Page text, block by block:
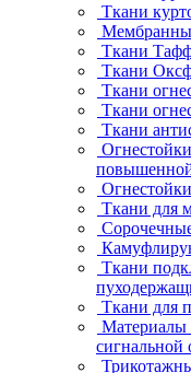
Ткани
Ткани
Ткани
Ткани
Ткани
Ткани
Ткани для
Ткани
Ткани для
Материалы
сигнальной